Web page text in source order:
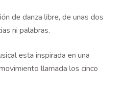
de danza libre, de unas dos
ni palabras.
esta inspirada en una
llamada los cinco